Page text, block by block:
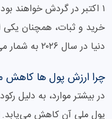
۱ اکتبر در گردش خواهند
خرید و ثبات، همچنان
دنیا در سال ۲۰۲۶ به شمار می‌رود.
چرا ارزش پول ها کاهش
در بیشتر موارد، به دلیل
پول ملی آن کاهش